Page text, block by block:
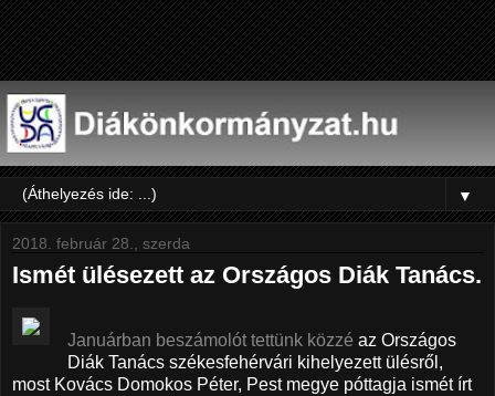
▼
2018. február 28., szerda
Ismét ülésezett az Országos Diák Tanács.
Januárban beszámolót tettünk közzé az Országos
Diák Tanács székesfehérvári kihelyezett ülésről,
most Kovács Domokos Péter, Pest megye póttagja ismét írt